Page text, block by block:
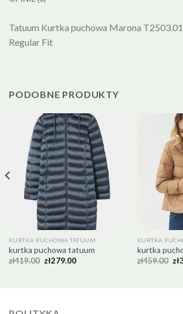
Tatuum Kurtka puchowa Marona
Regular Fit
PODOBNE PRODUKTY
KURTKA PUCHOWA TATUUM
kurtka puchowa tatuum
zł419.00 zł279.00
KURTKA
kurtka
zł459.00 zł